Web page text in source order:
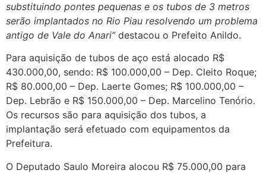
substituindo pontes pequenas e os tubos de 3 metros
serão implantados no Rio Piau resolvendo um problema
antigo de Vale do Anari” destacou o Prefeito Anildo.
Para aquisição de tubos de aço está alocado R$
430.000,00, sendo: R$ 100.000,00 – Dep. Cleito Roque;
R$ 80.000,00 – Dep. Laerte Gomes; R$ 100.000,00 –
Dep. Lebrão e R$ 150.000,00 – Dep. Marcelino Tenório.
Os recursos são para aquisição dos tubos, a
implantação será efetuado com equipamentos da
Prefeitura.
O Deputado Saulo Moreira alocou R$ 75.000,00 para